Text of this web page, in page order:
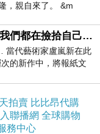
，親自來了。 &m
當代藝術家盧嵐新：我們都在撿拾自己，將散落的情緒與碎片，拼回生命完整的輪廓
代藝術家盧嵐新在此
的新作中，將報紙文
層
拍賣 比比昂代購
聯播網 全球購物
務中心